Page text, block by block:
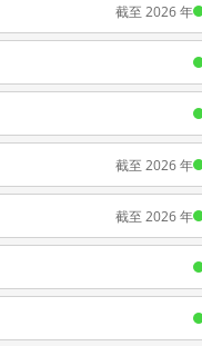
截至 2026 年
截至 2026 年
截至 2026 年